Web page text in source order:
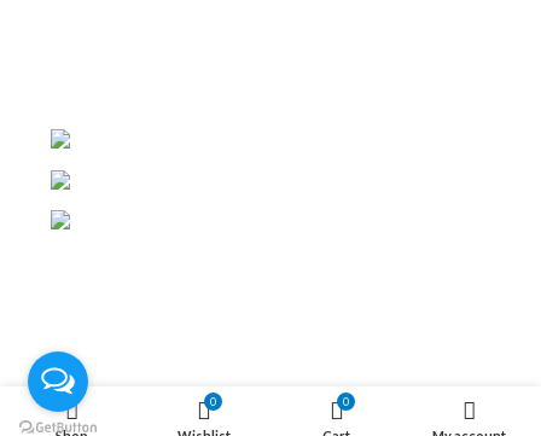
المتجر
تواصل معنا
0 0